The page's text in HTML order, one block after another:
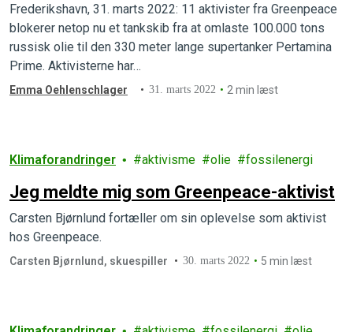
Frederikshavn, 31. marts 2022: 11 aktivister fra Greenpeace
blokerer netop nu et tankskib fra at omlaste 100.000 tons
russisk olie til den 330 meter lange supertanker Pertamina
Prime. Aktivisterne har…
Emma Oehlenschlager 31. marts 2022 2 min læst
Klimaforandringer aktivisme olie fossilenergi
Jeg meldte mig som Greenpeace-aktivist
Carsten Bjørnlund fortæller om sin oplevelse som aktivist
hos Greenpeace.
Carsten Bjørnlund, skuespiller 30. marts 2022 5 min læst